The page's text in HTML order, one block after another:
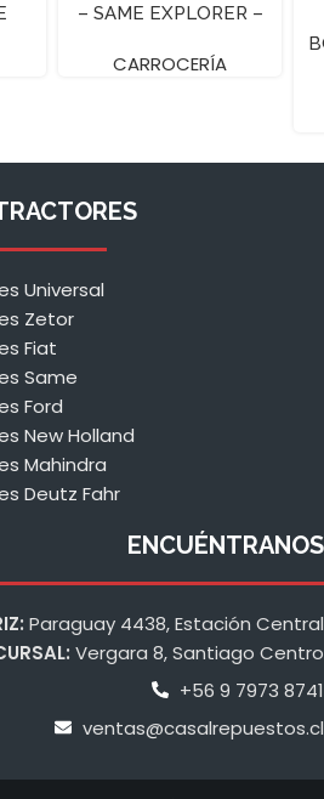
– SAME EXPLORER –
CARROCERÍA
Universal
Zetor
Fiat
Same
Ford
New Holland
Mahindra
Deutz Fahr
ENCUÉNTRANOS
Paraguay 4438, Estación Central
Vergara 8, Santiago Centro
+56 9 7973 8741
ventas@casalrepuestos.cl